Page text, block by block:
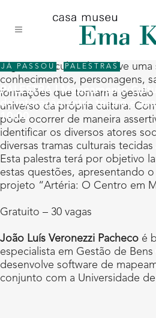
conteúdo
navegação
site
JÁ PASSOU , PALESTRAS
PALESTRA | Mapeamento
de interação entre teatro e
10:00
A gerência cultural envolve uma
conhecimentos, personagens,
formações que tornam a
universo da própria cultura.
pode ocorrer de maneira
identificar os diversos atores
diversas tramas culturais
Esta palestra terá por objetivo
estas questões, apresentando
projeto “Artéria: O Centro em
Gratuito – 30 vagas
João Luís Veronezzi Pacheco é
especialista em Gestão de
desenvolve software de
conjunto com a Universidade